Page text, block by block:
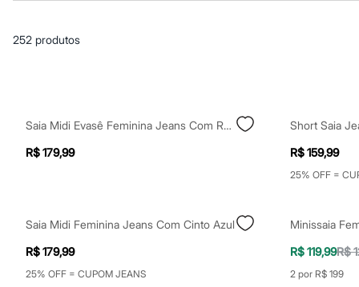
Blusas e Camisetas
Calças
Casacos e Jaquetas
Vestidos
Acessórios
Bolsas
Bonés e Chapéus
Relógios
Calçados
Botas
Chinelos
Rasteirinhas
252 produtos
Saia Midi Evasê Feminina Jeans Com Recortes Cintura Alta Azul
R$ 179,99
Short Saia
R$ 159,99
25% OFF =
Saia Midi Feminina Jeans Com Cinto Azul
R$ 179,99
25% OFF = CUPOM JEANS
R$ 119,99R$
2 por R$ 199